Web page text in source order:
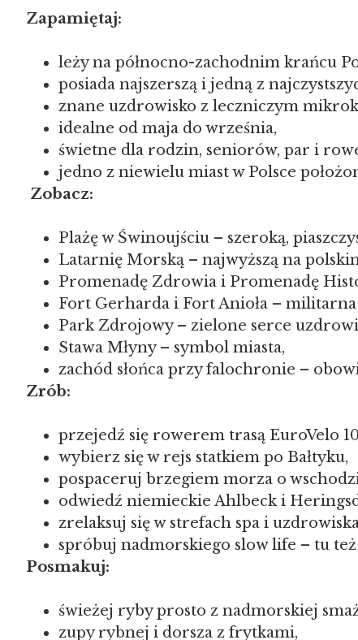
Zapamiętaj:
leży na północno-zachodnim krańcu
posiada najszerszą i jedną z
znane uzdrowisko z leczniczym
idealne od maja do września,
świetne dla rodzin, seniorów, par i
jedno z niewielu miast w Polsce
Zobacz:
Plażę w Świnoujściu – szeroką,
Latarnię Morską – najwyższą na
Promenadę Zdrowia i Promenadę
Fort Gerharda i Fort Anioła –
Park Zdrojowy – zielone serce
Stawa Młyny – symbol miasta,
zachód słońca przy falochronie –
Zrób:
przejedź się rowerem trasą EuroVelo
wybierz się w rejs statkiem po Bałtyku,
pospaceruj brzegiem morza o
odwiedź niemieckie Ahlbeck i
zrelaksuj się w strefach spa i
spróbuj nadmorskiego slow life – tu też
Posmakuj:
świeżej ryby prosto z nadmorskiej
zupy rybnej i dorsza z frytkami,